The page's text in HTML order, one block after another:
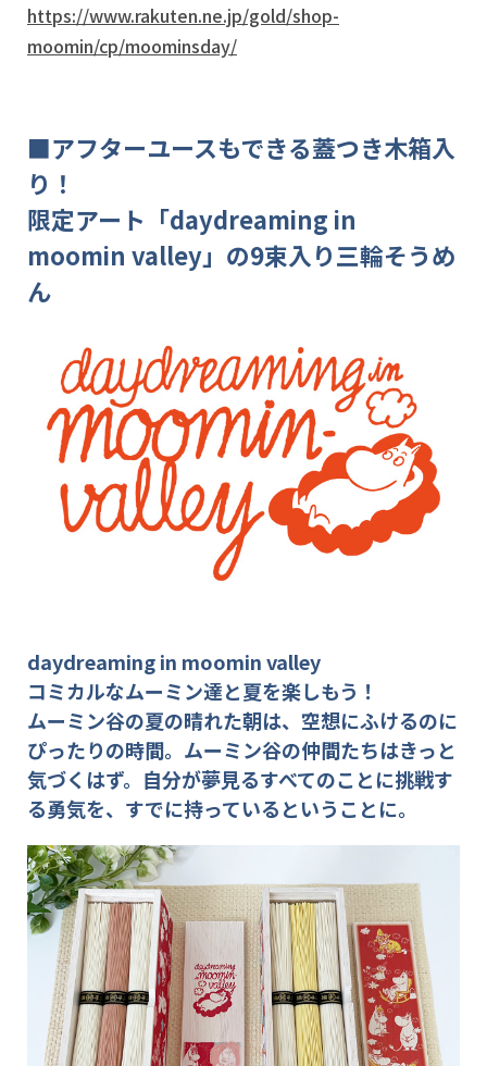
https://www.rakuten.ne.jp/gold/shop-
moomin/cp/moominsday/
■アフターユースもできる蓋つき木箱入
り！
限定アート「daydreaming in
moomin valley」の9束入り三輪そうめ
ん
daydreaming in moomin valley
コミカルなムーミン達と夏を楽しもう！
ムーミン谷の夏の晴れた朝は、空想にふけるのに
ぴったりの時間。 ムーミン谷の仲間たちはきっと
気づくはず。自分が夢見るすべてのことに挑戦す
る勇気を、すでに持っているということに。